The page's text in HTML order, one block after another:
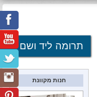
תרומה ליד ושם
חנות מקוונת